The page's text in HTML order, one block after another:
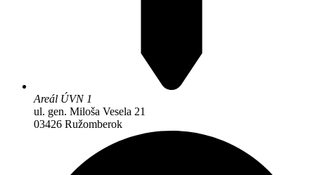
Areál ÚVN 1
ul. gen. Miloša Vesela 21
03426 Ružomberok